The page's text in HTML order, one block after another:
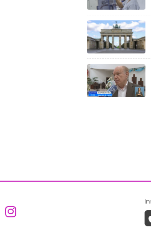
Aceder ao Facebook da
Aceder ao Instagram